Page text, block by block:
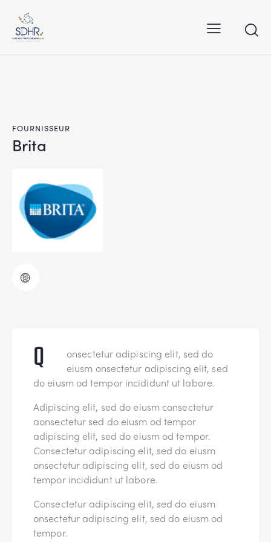
FOURNISSEUR
Brita
Q
onsectetur adipiscing elit, sed do
eiusm onsectetur adipiscing elit, sed
do eiusm od tempor incididunt ut labore.
Adipiscing elit, sed do eiusm consectetur
aonsectetur sed do eiusm od tempor
adipiscing elit, sed do eiusm od tempor.
Consectetur adipiscing elit, sed do eiusm
onsectetur adipiscing elit, sed do eiusm od
tempor incididunt ut labore.
Consectetur adipiscing elit, sed do eiusm
onsectetur adipiscing elit, sed do eiusm od
tempor.